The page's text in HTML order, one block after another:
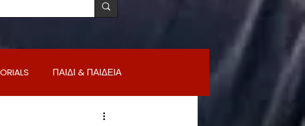
ΠΑΙΔΙ & ΠΑΙΔΕΙΑ
ΟΙΚΟΝΟΜΙΑ & ΑΓΟΡΑ